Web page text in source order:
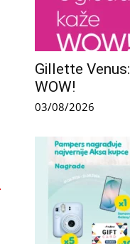
Gillette
WOW!
03/08/2026